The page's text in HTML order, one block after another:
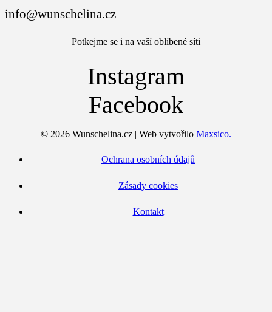
info@wunschelina.cz
Potkejme se i na vaší oblíbené síti
Instagram
Facebook
© 2026 Wunschelina.cz | Web vytvořilo Maxsico.
Ochrana osobních údajů
Zásady cookies
Kontakt